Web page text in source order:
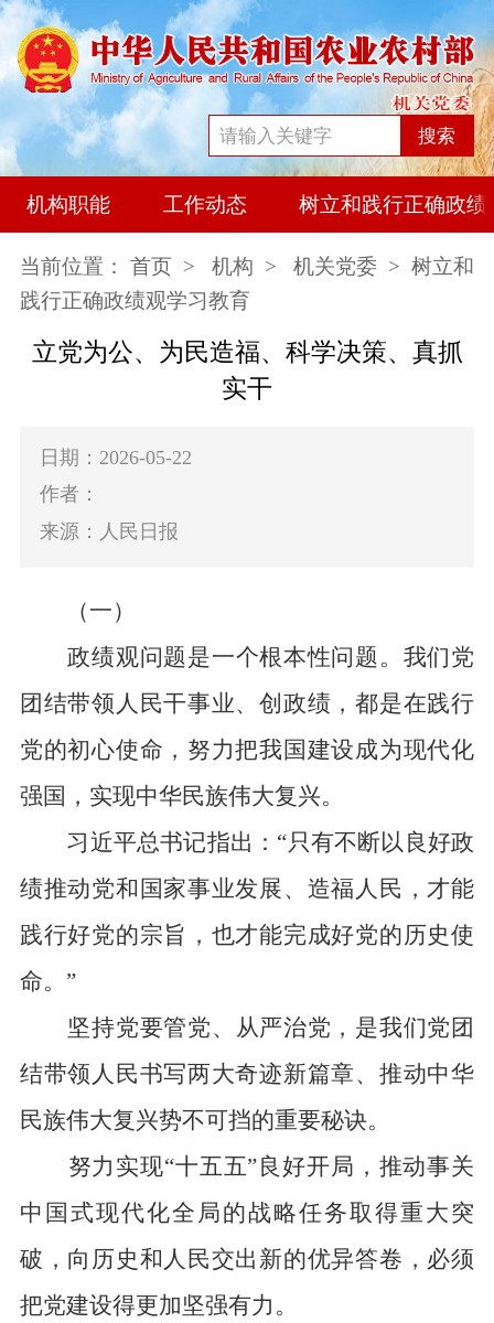
搜索
机构职能 工作动态 树立和践行正确政
当前位置： 首页 > 机构 > 机关党委> 树立和
践行正确政绩观学习教育
立党为公、为民造福、科学决策、真抓
实干
日期：2026-05-22
作者：
来源：人民日报
（一）
政绩观问题是一个根本性问题。我们党
团结带领人民干事业、创政绩，都是在践行
党的初心使命，努力把我国建设成为现代化
强国，实现中华民族伟大复兴。
习近平总书记指出：“只有不断以良好政
绩推动党和国家事业发展、造福人民，才能
践行好党的宗旨，也才能完成好党的历史使
命。”
坚持党要管党、从严治党，是我们党团
结带领人民书写两大奇迹新篇章、推动中华
民族伟大复兴势不可挡的重要秘诀。
努力实现“十五五”良好开局，推动事关
中国式现代化全局的战略任务取得重大突
破，向历史和人民交出新的优异答卷，必须
把党建设得更加坚强有力。